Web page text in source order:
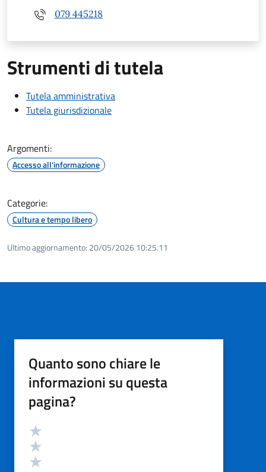
079 445218
Strumenti di tutela
Tutela amministrativa
Tutela giurisdizionale
Argomenti:
Accesso all'informazione
Categorie:
Cultura e tempo libero
Ultimo aggiornamento: 20/05/2026 10:25.11
Quanto sono chiare le
informazioni su questa
pagina?
Valutazione